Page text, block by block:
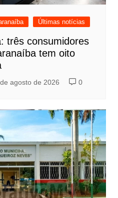
Últimas notícias
três consumidores
tem oito
agosto de 2026 0